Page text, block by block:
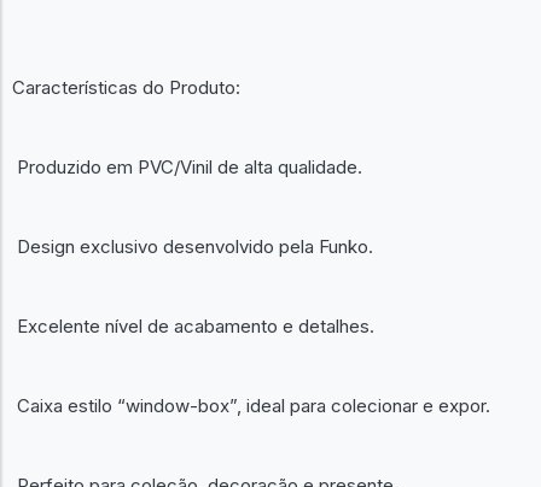
Características do Produto:
Produzido em PVC/Vinil de alta qualidade.
Design exclusivo desenvolvido pela Funko.
Excelente nível de acabamento e detalhes.
Caixa estilo “window-box”, ideal para colecionar e expor.